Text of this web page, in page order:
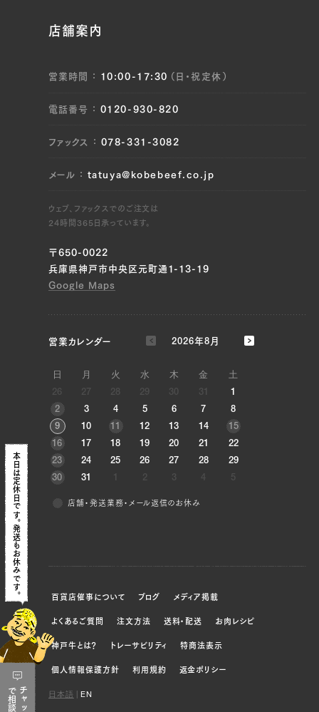
ブリスケ（左）, ブリスケ（右）, ウデ（左）, ウデ
JP1645004477
ブリスケ（左）, ブリスケ（右）, ウデ（左）, ウデ
ブリスケ（左）, ブリスケ（右）
JP1645013981
JP1645003753
ブリスケ（左）, ブリスケ（右）
JP1643167693
ブリスケ（左）, ブリスケ（右）, ウデ（左）, ウデ
（右）, トンビ（左）, トンビ（右）
JP1559956428
（右）, ラムイチ（左）, ラムイチ（右）
JP1637049097
ブリスケ（左）, ブリスケ（右）
（右）, トンビ（左）, トンビ（右）
店舗案内
営業時間 10:00-17:30（日・祝定休）
電話番号 0120-930-820
ファックス 078-331-3082
メール tatuya@kobebeef.co.jp
ウェブ、ファックスでのご注文は
24時間365日承っています。
〒650-0022
兵庫県神戸市中央区元町通1-13-19
Google Maps
営業カレンダー 2026年8月
日 月 火 水 木 金
土
26
27 28 29 30 31
1
2
3 4 5 6 7
8
9
10 11 12 13 14
15
16
17 18 19 20 21
22
23
24 25 26 27 28
29
30
31 1 2 3 4 5
店舗・発送業務・メール返信のお休み
百貨店催事について ブログ メディア掲載
よくあるご質問 注文方法 送料・配送 お肉レシピ
神戸牛とは？ トレーサビリティ 特商法表示
個人情報保護方針 利用規約 返金ポリシー
日本語 EN
本日は定休日です。
発送もお休みです。
チャット
で
相談